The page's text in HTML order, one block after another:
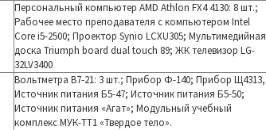
Персональный компьютер AMD Athlon FX4 4130: 8 шт.;
Рабочее место преподавателя с компьютером Intel
Core i5-2500; Проектор Synio LCXU305; Мультимедийная
доска Triumph board dual touch 89; ЖК телевизор LG-
32LV3400
Вольтметра В7-21: 3 шт.; Прибор Ф-140; Прибор Щ4313,
Источник питания Б5-47; Источник питания Б5-50;
Источник питания «Агат»; Модульный учебный
комплекс МУК-ТТ1 «Твердое тело».